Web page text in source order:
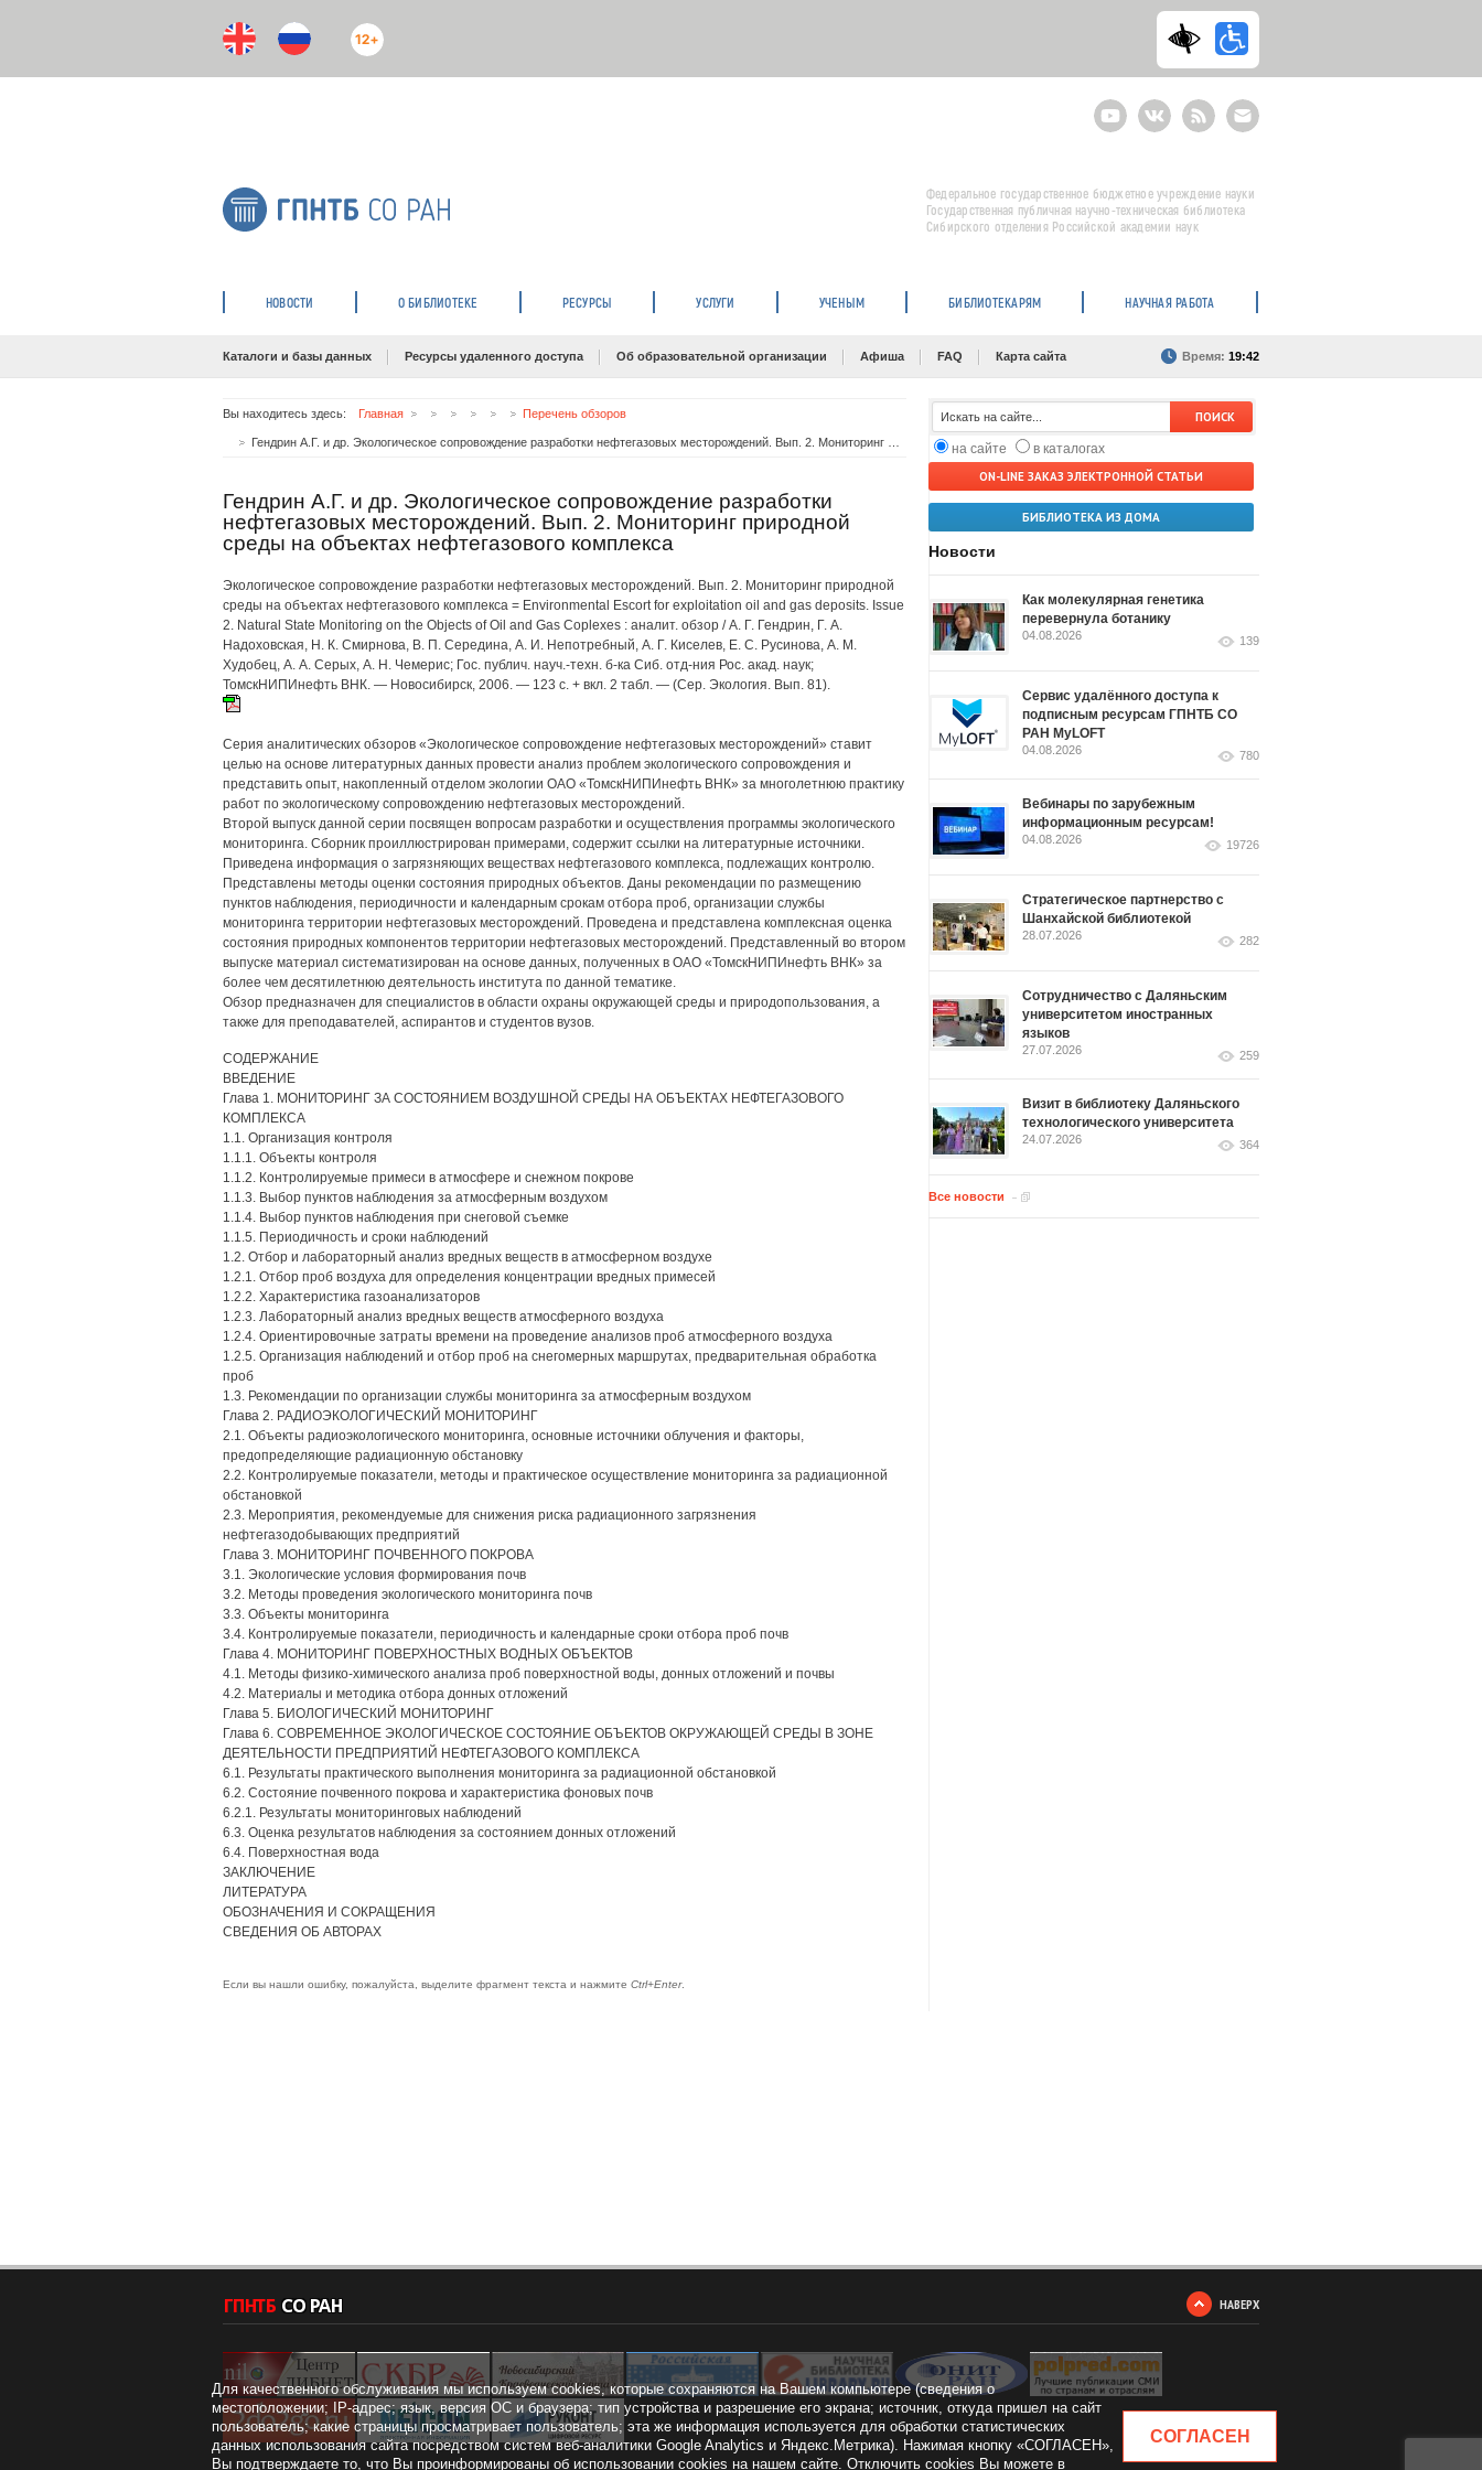
12+
YoutubeВКонтактеRSS
E-
mail
подписка
Федеральное государственное бюджетное учреждение науки
Государственная публичная научно-техническая библиотека
Сибирского отделения Российской академии наук
НОВОСТИ О БИБЛИОТЕКЕ РЕСУРСЫ УСЛУГИ УЧЕНЫМ БИБЛИОТЕКАРЯМ НАУЧНАЯ РАБОТА
Каталоги и базы данных Ресурсы удаленного доступа Об образовательной организации Афиша FAQ Карта сайта Время: 19:42
Вы находитесь здесь: Главная Перечень обзоров
Гендрин А.Г. и др. Экологическое сопровождение разработки
нефтегазовых месторождений. Вып. 2. Мониторинг природной
среды на объектах нефтегазового комплекса
Экологическое сопровождение разработки нефтегазовых месторождений. Вып. 2. Мониторинг природной
среды на объектах нефтегазового комплекса = Environmental Escort for exploitation oil and gas deposits. Issue
2. Natural State Monitoring on the Objects of Oil and Gas Coplexes : аналит. обзор / А. Г. Гендрин, Г. А.
Надоховская, Н. К. Смирнова, В. П. Середина, А. И. Непотребный, А. Г. Киселев, Е. С. Русинова, А. М.
Худобец, А. А. Серых, А. Н. Чемерис; Гос. публич. науч.-техн. б-ка Сиб. отд-ния Рос. акад. наук;
ТомскНИПИнефть ВНК. — Новосибирск, 2006. — 123 с. + вкл. 2 табл. — (Сер. Экология. Вып. 81).
Серия аналитических обзоров «Экологическое сопровождение нефтегазовых месторождений» ставит
целью на основе литературных данных провести анализ проблем экологического сопровождения и
представить опыт, накопленный отделом экологии ОАО «ТомскНИПИнефть ВНК» за многолетнюю практику
работ по экологическому сопровождению нефтегазовых месторождений.
Второй выпуск данной серии посвящен вопросам разработки и осуществления программы экологического
мониторинга. Сборник проиллюстрирован примерами, содержит ссылки на литературные источники.
Приведена информация о загрязняющих веществах нефтегазового комплекса, подлежащих контролю.
Представлены методы оценки состояния природных объектов. Даны рекомендации по размещению
пунктов наблюдения, периодичности и календарным срокам отбора проб, организации службы
мониторинга территории нефтегазовых месторождений. Проведена и представлена комплексная оценка
состояния природных компонентов территории нефтегазовых месторождений. Представленный во втором
выпуске материал систематизирован на основе данных, полученных в ОАО «ТомскНИПИнефть ВНК» за
более чем десятилетнюю деятельность института по данной тематике.
Обзор предназначен для специалистов в области охраны окружающей среды и природопользования, а
также для преподавателей, аспирантов и студентов вузов.
СОДЕРЖАНИЕ
ВВЕДЕНИЕ
Глава 1. МОНИТОРИНГ ЗА СОСТОЯНИЕМ ВОЗДУШНОЙ СРЕДЫ НА ОБЪЕКТАХ НЕФТЕГАЗОВОГО
КОМПЛЕКСА
1.1. Организация контроля
1.1.1. Объекты контроля
1.1.2. Контролируемые примеси в атмосфере и снежном покрове
1.1.3. Выбор пунктов наблюдения за атмосферным воздухом
1.1.4. Выбор пунктов наблюдения при снеговой съемке
1.1.5. Периодичность и сроки наблюдений
1.2. Отбор и лабораторный анализ вредных веществ в атмосферном воздухе
1.2.1. Отбор проб воздуха для определения концентрации вредных примесей
1.2.2. Характеристика газоанализаторов
1.2.3. Лабораторный анализ вредных веществ атмосферного воздуха
1.2.4. Ориентировочные затраты времени на проведение анализов проб атмосферного воздуха
1.2.5. Организация наблюдений и отбор проб на снегомерных маршрутах, предварительная обработка
проб
1.3. Рекомендации по организации службы мониторинга за атмосферным воздухом
Глава 2. РАДИОЭКОЛОГИЧЕСКИЙ МОНИТОРИНГ
2.1. Объекты радиоэкологического мониторинга, основные источники облучения и факторы,
предопределяющие радиационную обстановку
2.2. Контролируемые показатели, методы и практическое осуществление мониторинга за радиационной
обстановкой
2.3. Мероприятия, рекомендуемые для снижения риска радиационного загрязнения
нефтегазодобывающих предприятий
Глава 3. МОНИТОРИНГ ПОЧВЕННОГО ПОКРОВА
3.1. Экологические условия формирования почв
3.2. Методы проведения экологического мониторинга почв
3.3. Объекты мониторинга
3.4. Контролируемые показатели, периодичность и календарные сроки отбора проб почв
Глава 4. МОНИТОРИНГ ПОВЕРХНОСТНЫХ ВОДНЫХ ОБЪЕКТОВ
4.1. Методы физико-химического анализа проб поверхностной воды, донных отложений и почвы
4.2. Материалы и методика отбора донных отложений
Глава 5. БИОЛОГИЧЕСКИЙ МОНИТОРИНГ
Глава 6. СОВРЕМЕННОЕ ЭКОЛОГИЧЕСКОЕ СОСТОЯНИЕ ОБЪЕКТОВ ОКРУЖАЮЩЕЙ СРЕДЫ В ЗОНЕ
ДЕЯТЕЛЬНОСТИ ПРЕДПРИЯТИЙ НЕФТЕГАЗОВОГО КОМПЛЕКСА
6.1. Результаты практического выполнения мониторинга за радиационной обстановкой
6.2. Состояние почвенного покрова и характеристика фоновых почв
6.2.1. Результаты мониторинговых наблюдений
6.3. Оценка результатов наблюдения за состоянием донных отложений
6.4. Поверхностная вода
ЗАКЛЮЧЕНИЕ
ЛИТЕРАТУРА
ОБОЗНАЧЕНИЯ И СОКРАЩЕНИЯ
СВЕДЕНИЯ ОБ АВТОРАХ
Если вы нашли ошибку, пожалуйста, выделите фрагмент текста и нажмите Ctrl+Enter.
на сайте
в каталогах
ON-LINE ЗАКАЗ ЭЛЕКТРОННОЙ СТАТЬИ
БИБЛИОТЕКА ИЗ ДОМА
Новости
Как молекулярная генетика
перевернула ботанику
04.08.2026 139
Сервис удалённого доступа к
подписным ресурсам ГПНТБ СО
РАН MyLOFT
04.08.2026 780
Вебинары по зарубежным
информационным ресурсам!
04.08.2026 19726
Стратегическое партнерство с
Шанхайской библиотекой
28.07.2026 282
Сотрудничество с Даляньским
университетом иностранных
языков
27.07.2026 259
Визит в библиотеку Даляньского
технологического университета
24.07.2026 364
Все новости
НАВЕРХ
Для качественного обслуживания мы используем cookies, которые сохраняются на Вашем компьютере (сведения о
местоположении; IP-адрес; язык, версия ОС и браузера; тип устройства и разрешение его экрана; источник, откуда пришел на сайт
пользователь; какие страницы просматривает пользователь; эта же информация используется для обработки статистических
данных использования сайта посредством систем веб-аналитики Google Analytics и Яндекс.Метрика). Нажимая кнопку «СОГЛАСЕН»,
Вы подтверждаете то, что Вы проинформированы об использовании cookies на нашем сайте. Отключить cookies Вы можете в
СОГЛАСЕН